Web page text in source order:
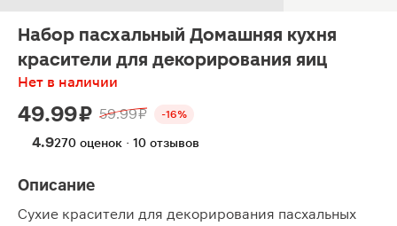
Набор пасхальный Домашняя кухня
красители для декорирования яиц
Нет в наличии
49.99 ₽ 59.99 ₽ -16%
4.9270 оценок · 10 отзывов
Описание
Сухие красители для декорирования пасхальных